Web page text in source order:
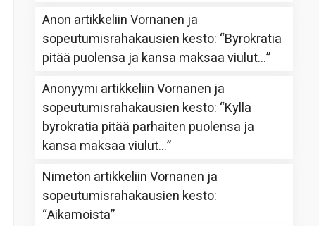
Anon artikkeliinVornanen ja
sopeutumisrahakausien kesto: “Byrokratia
pitää puolensa ja kansa maksaa viulut…”
Anonyymi artikkeliinVornanen ja
sopeutumisrahakausien kesto: “Kyllä
byrokratia pitää parhaiten puolensa ja
kansa maksaa viulut…”
Nimetön artikkeliinVornanen ja
sopeutumisrahakausien kesto:
“Aikamoista”